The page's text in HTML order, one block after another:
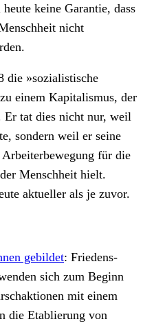
keine Garantie, dass
nicht
die »sozialistische
einem Kapitalismus, der
Er tat dies nicht nur, weil
sondern weil er seine
für die
Menschheit hielt.
aktueller als je zuvor.
gebildet: Friedens-
sich zum Beginn
mit einem
die Etablierung von